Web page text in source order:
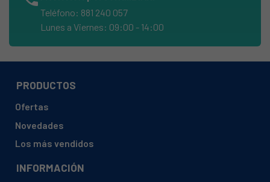
ARISTON, A6TMH 2FXIL 25837940000
ARISTON, A6TMH 2FXIL 25837940100
ARISTON, A6TMH2AF (X) EX 869990837950
ARISTON, A6TMH2AFXEX
ARISTON, A6TMH2FWEX
Teléfono: 881 240 057
Lunes a Viernes: 09:00 - 14:00
PRODUCTOS
Ofertas
Novedades
Los más vendidos
INFORMACIÓN